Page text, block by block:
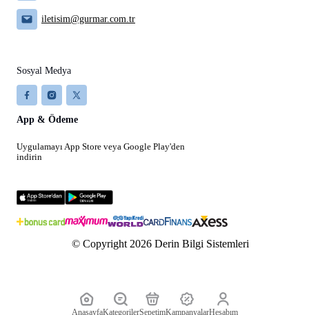
AnasayfaKategorilerSepetimKampanyalarHesabım
iletisim@gurmar.com.tr
Sosyal Medya
App & Ödeme
Uygulamayı App Store veya Google Play'den
indirin
© Copyright 2026 Derin Bilgi Sistemleri